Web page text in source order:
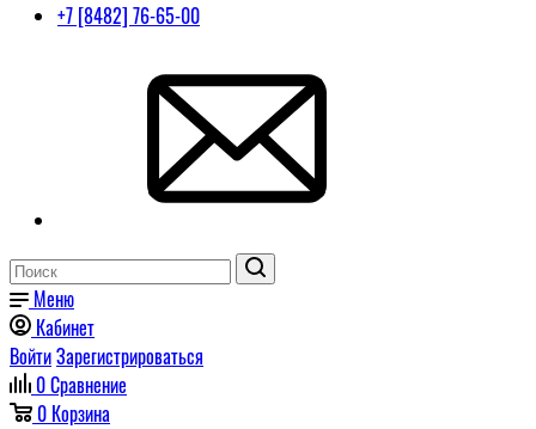
+7 [8482] 76-65-00
Меню
Кабинет
ВойтиЗарегистрироваться
0Сравнение
0 Корзина